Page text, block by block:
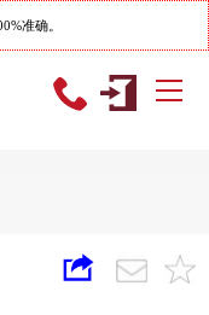
准确。